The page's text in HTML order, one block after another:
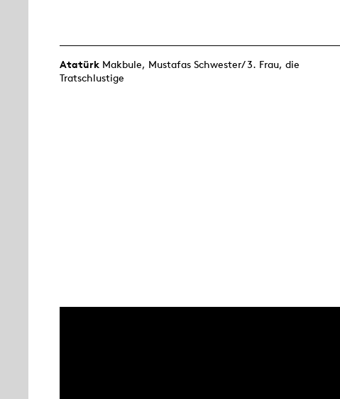
Atatürk Makbule, Mustafas Schwester/ 3. Frau, die
Tratschlustige